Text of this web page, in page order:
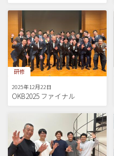
研修
2025年12月22日
OKB2025 ファイナル